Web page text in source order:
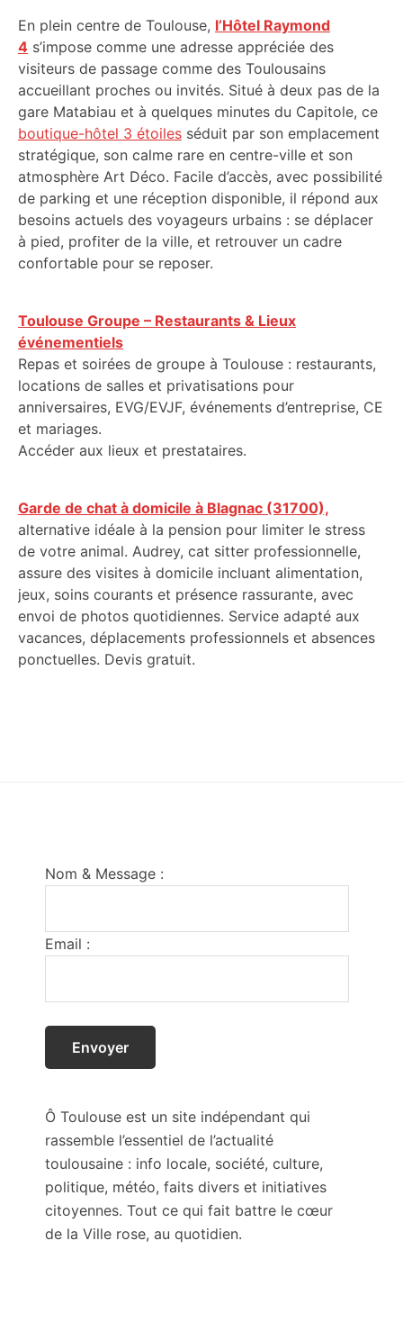
En plein centre de Toulouse, l’Hôtel Raymond
4 s’impose comme une adresse appréciée des
visiteurs de passage comme des Toulousains
accueillant proches ou invités. Situé à deux pas de la
gare Matabiau et à quelques minutes du Capitole, ce
boutique-hôtel 3 étoiles séduit par son emplacement
stratégique, son calme rare en centre-ville et son
atmosphère Art Déco. Facile d’accès, avec possibilité
de parking et une réception disponible, il répond aux
besoins actuels des voyageurs urbains : se déplacer
à pied, profiter de la ville, et retrouver un cadre
confortable pour se reposer.
Toulouse Groupe – Restaurants & Lieux
événementiels
Repas et soirées de groupe à Toulouse : restaurants,
locations de salles et privatisations pour
anniversaires, EVG/EVJF, événements d’entreprise, CE
et mariages.
Accéder aux lieux et prestataires.
Garde de chat à domicile à Blagnac (31700),
alternative idéale à la pension pour limiter le stress
de votre animal. Audrey, cat sitter professionnelle,
assure des visites à domicile incluant alimentation,
jeux, soins courants et présence rassurante, avec
envoi de photos quotidiennes. Service adapté aux
vacances, déplacements professionnels et absences
ponctuelles. Devis gratuit.
Nom & Message :
Email :
Ô Toulouse est un site indépendant qui
rassemble l’essentiel de l’actualité
toulousaine : info locale, société, culture,
politique, météo, faits divers et initiatives
citoyennes. Tout ce qui fait battre le cœur
de la Ville rose, au quotidien.